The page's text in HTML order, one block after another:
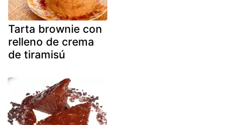
Tarta brownie con
relleno de crema
de tiramisú